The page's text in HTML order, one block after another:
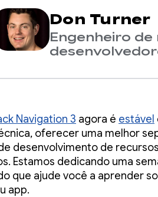
Don Turner
Engenheiro
Navigation 3 agora é estável
oferecer uma melhor
desenvolvimento de
Estamos dedicando uma
que ajude você a aprender
app.